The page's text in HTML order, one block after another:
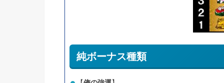
純ボーナス種類